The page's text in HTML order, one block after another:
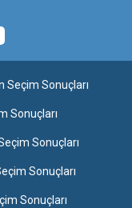
Seçim Sonuçları
Sonuçları
Sonuçları
Sonuçları
Sonuçları